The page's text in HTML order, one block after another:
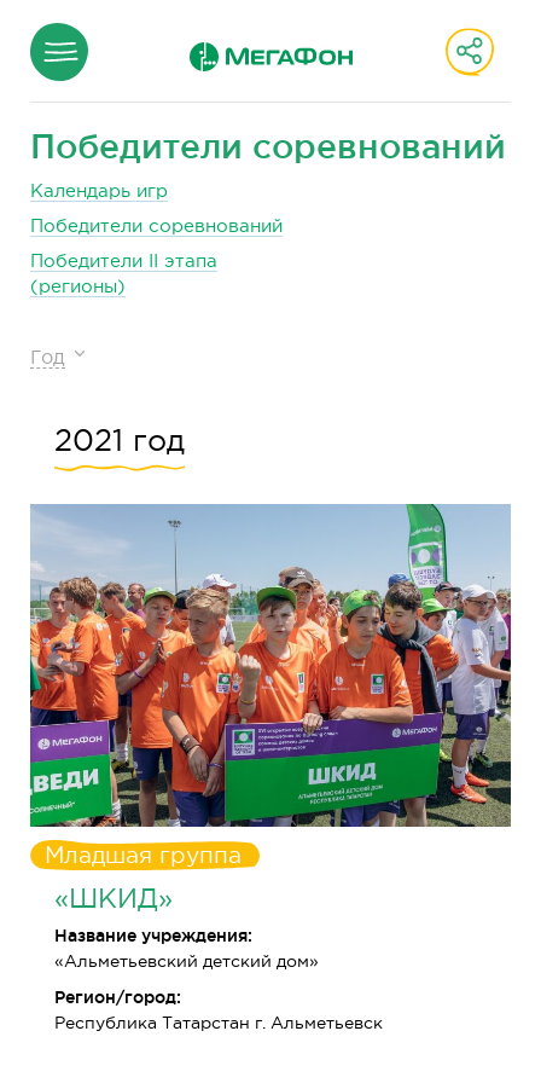
Победители соревнований
Календарь игр
Победители соревнований
Победители II этапа
(регионы)
Год
2021 год
Младшая группа
«ШКИД»
Название учреждения:
«Альметьевский детский дом»
Регион/город:
Республика Татарстан г. Альметьевск